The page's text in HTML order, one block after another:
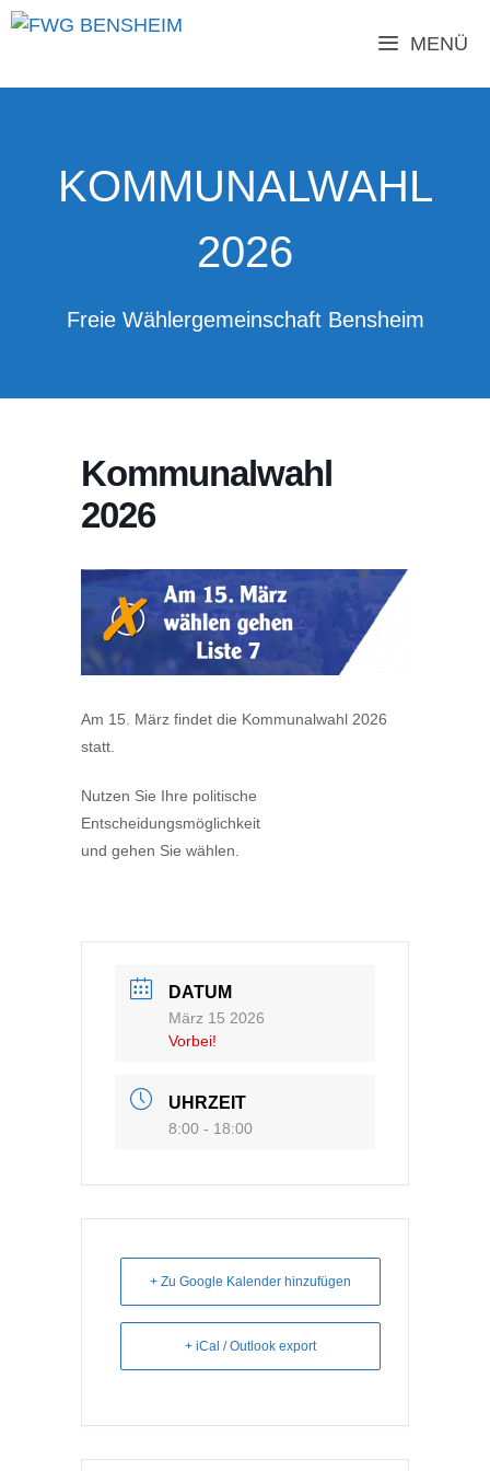
Zum
MENÜ
KOMMUNALWAHL
2026
Freie Wählergemeinschaft Bensheim
Kommunalwahl
2026
Am 15. März findet die Kommunalwahl 2026
statt.
Nutzen Sie Ihre politische
Entscheidungsmöglichkeit
und gehen Sie wählen.
DATUM
März 15 2026
Vorbei!
UHRZEIT
8:00 - 18:00
+ Zu Google Kalender hinzufügen
+ iCal / Outlook export